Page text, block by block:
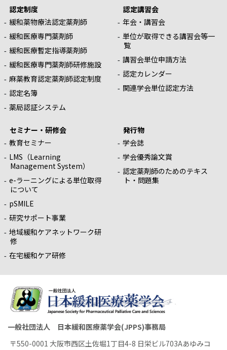
認定制度
緩和薬物療法認定薬剤師
緩和医療専門薬剤師
緩和医療暫定指導薬剤師
緩和医療専門薬剤師研修施設
麻薬教育認定薬剤師認定制度
認定名簿
薬局認証システム
認定講習会
年会・講習会
単位が取得できる講習会等一
覧
講習会単位申請方法
認定カレンダー
関連学会単位認定方法
セミナー・研修会
教育セミナー
LMS（Learning
Management System）
e-ラーニングによる単位取得
について
pSMILE
研究サポート事業
地域緩和ケアネットワーク研
修
在宅緩和ケア研修
発行物
学会誌
学会優秀論文賞
認定薬剤師のためのテキス
ト・問題集
一般社団法人 日本緩和医療薬学会(JPPS)事務局
〒550-0001 大阪市西区土佐堀1丁目4-8 日栄ビル703Aあゆみコ